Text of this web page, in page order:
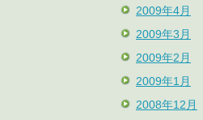
2009年4月
2009年3月
2009年2月
2009年1月
2008年12月